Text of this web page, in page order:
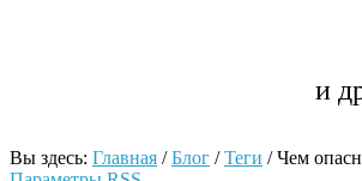
и
Вы здесь: Главная /Блог /Теги /Чем